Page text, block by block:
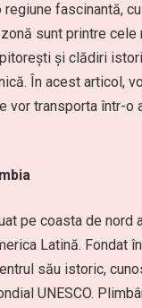
fascinantă,
sunt printre
și clădiri
În acest articol,
vor transporta într-
pe coasta de
Latină. Fondat
său istoric,
UNESCO.